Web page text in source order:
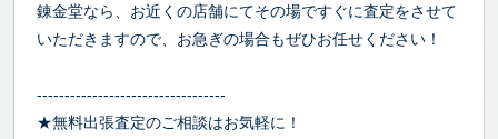
錬金堂なら、お近くの店舗にてその場ですぐに査定をさせて
いただきますので、お急ぎの場合もぜひお任せください！
----------------------------------
★無料出張査定のご相談はお気軽に！